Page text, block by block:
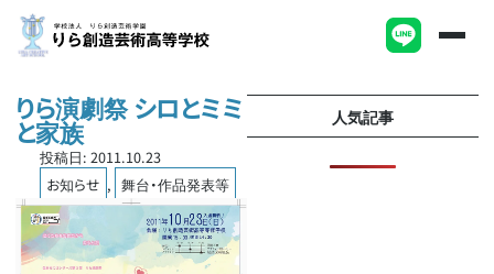
りら演劇祭 シロとミミ
と家族
投稿日: 2011.10.23
お知らせ , 舞台・作品発表等
人気記事